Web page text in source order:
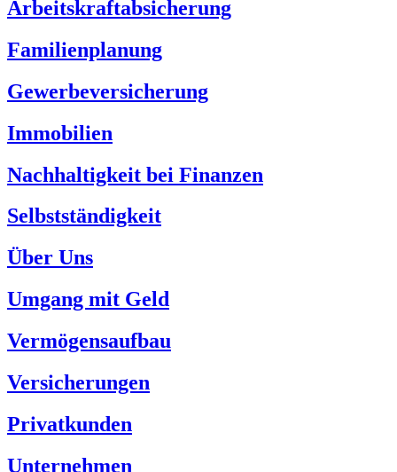
Arbeitskraftabsicherung
Familienplanung
Gewerbeversicherung
Immobilien
Nachhaltigkeit bei Finanzen
Selbstständigkeit
Über Uns
Umgang mit Geld
Vermögensaufbau
Versicherungen
Privatkunden
Unternehmen